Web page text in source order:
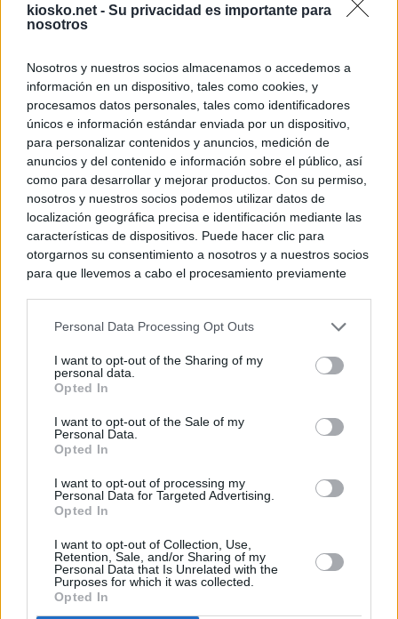
kiosko.net - Su privacidad es importante para
nosotros
Nosotros y nuestros socios almacenamos o accedemos a
información en un dispositivo, tales como cookies, y
procesamos datos personales, tales como identificadores
únicos e información estándar enviada por un dispositivo,
para personalizar contenidos y anuncios, medición de
anuncios y del contenido e información sobre el público, así
como para desarrollar y mejorar productos. Con su permiso,
nosotros y nuestros socios podemos utilizar datos de
localización geográfica precisa e identificación mediante las
características de dispositivos. Puede hacer clic para
otorgarnos su consentimiento a nosotros y a nuestros socios
para que llevemos a cabo el procesamiento previamente
negar su consentimiento. Tenga en cuenta que algún
de su consentimiento, pero usted tiene el derecho de
rechazar tal procesamiento. Sus preferencias se aplicarán
cualquier momento entrando de nuevo en este sitio web o
visitando nuestra política de privacidad.
Personal Data Processing Opt Outs
I want to opt-out of the Sharing of my
personal data.
Opted In
I want to opt-out of the Sale of my
Personal Data.
Opted In
I want to opt-out of processing my
Personal Data for Targeted Advertising.
Opted In
I want to opt-out of Collection, Use,
Retention, Sale, and/or Sharing of my
Personal Data that Is Unrelated with the
Purposes for which it was collected.
Opted In